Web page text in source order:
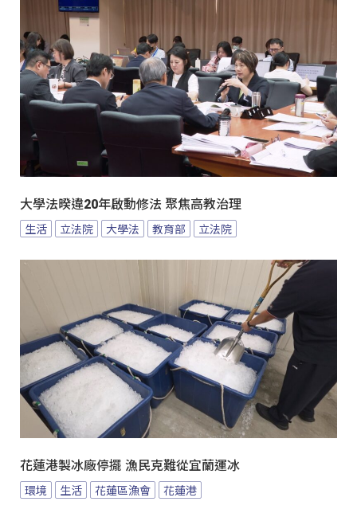
大學法暌違20年啟動修法 聚焦高教治理
生活 立法院 大學法 教育部 立法院
花蓮港製冰廠停擺 漁民克難從宜蘭運冰
環境 生活 花蓮區漁會 花蓮港